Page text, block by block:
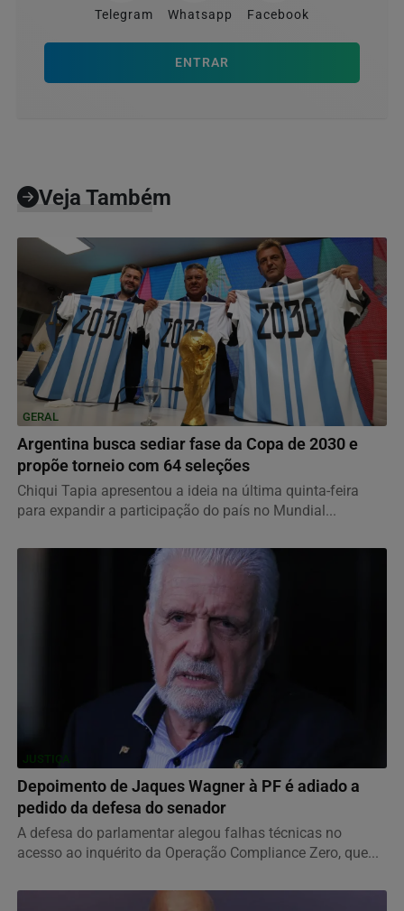
Telegram Whatsapp Facebook
ENTRAR
Veja Também
GERAL
Argentina busca sediar fase da Copa de 2030 e
propõe torneio com 64 seleções
Chiqui Tapia apresentou a ideia na última quinta-feira
para expandir a participação do país no Mundial...
JUSTIÇA
Depoimento de Jaques Wagner à PF é adiado a
pedido da defesa do senador
A defesa do parlamentar alegou falhas técnicas no
acesso ao inquérito da Operação Compliance Zero, que...